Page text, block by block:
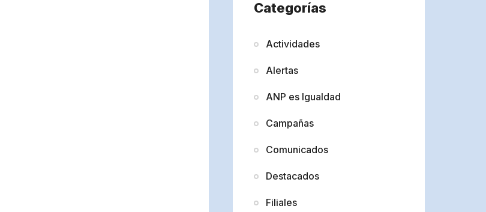
Categorías
Actividades
Alertas
ANP es Igualdad
Campañas
Comunicados
Destacados
Filiales